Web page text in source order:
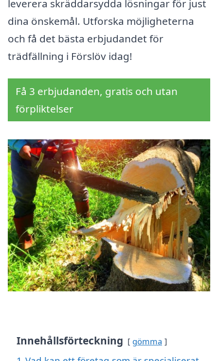
leverera skräddarsydda lösningar för just
dina önskemål. Utforska möjligheterna
och få det bästa erbjudandet för
trädfällning i Förslöv idag!
Få 3 erbjudanden, gratis och utan
förpliktelser
Innehållsförteckning gömma